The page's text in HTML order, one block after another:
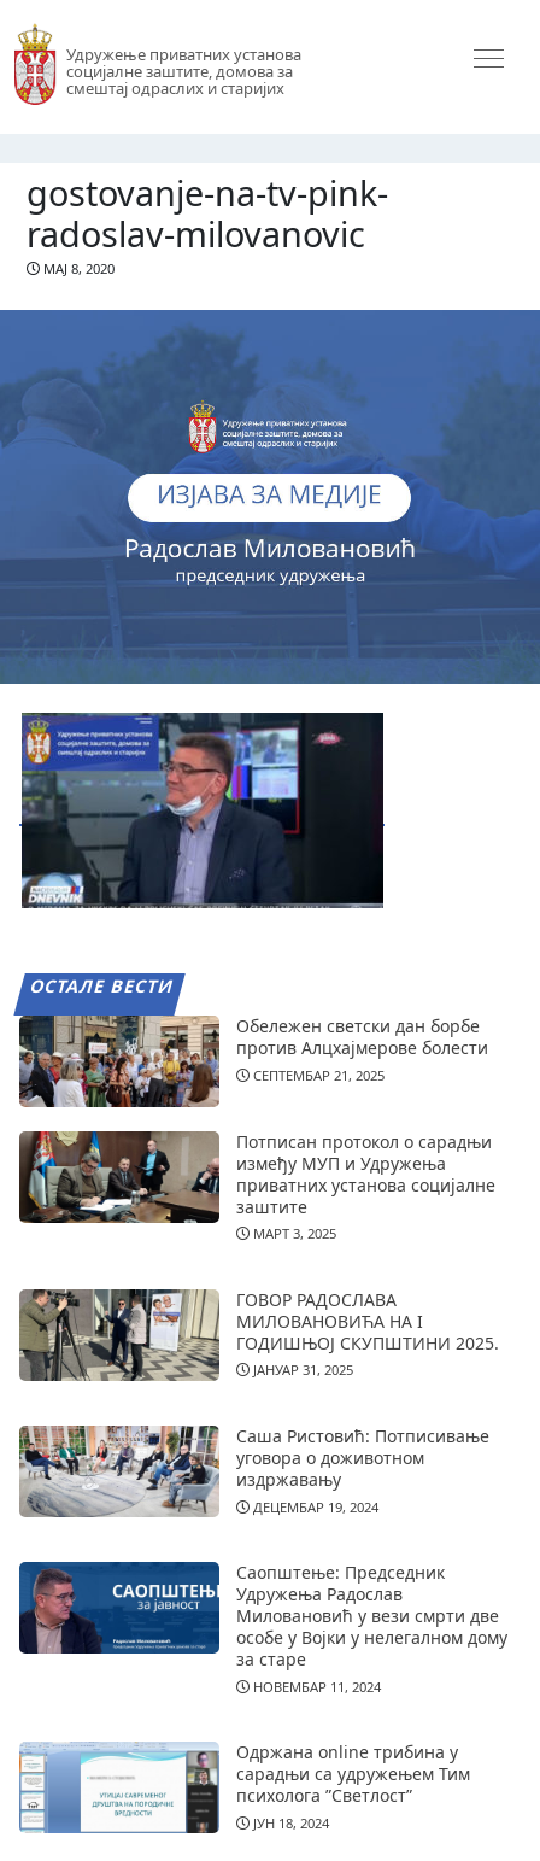
Удружење приватних установа
социјалне заштите, домова за
смештај одраслих и старијих
gostovanje-na-tv-pink-
radoslav-milovanovic
МАЈ 8, 2020
ОСТАЛЕ ВЕСТИ
Обележен светски дан борбе
против Алцхајмерове болести
СЕПТЕМБАР 21, 2025
Потписан протокол о сарадњи
између МУП и Удружења
приватних установа социјалне
заштите
МАРТ 3, 2025
ГОВОР РАДОСЛАВА
МИЛОВАНОВИЋА НА I
ГОДИШЊОЈ СКУПШТИНИ 2025.
ЈАНУАР 31, 2025
Саша Ристовић: Потписивање
уговора о доживотном
издржавању
ДЕЦЕМБАР 19, 2024
Саопштење: Председник
Удружења Радослав
Миловановић у вези смрти две
особе у Војки у нелегалном дому
за старе
НОВЕМБАР 11, 2024
Одржана online трибина у
сарадњи са удружењем Тим
психолога ”Светлост”
ЈУН 18, 2024